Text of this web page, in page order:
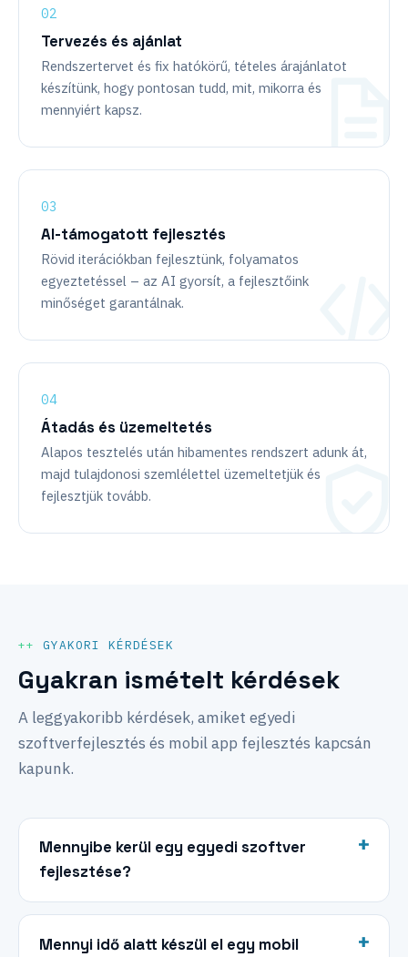
Tervezés és ajánlat
Rendszertervet és fix hatókörű, tételes árajánlatot
készítünk, hogy pontosan tudd, mit, mikorra és
mennyiért kapsz.
AI-támogatott fejlesztés
Rövid iterációkban fejlesztünk, folyamatos
egyeztetéssel – az AI gyorsít, a fejlesztőink
minőséget garantálnak.
Átadás és üzemeltetés
Alapos tesztelés után hibamentes rendszert adunk át,
majd tulajdonosi szemlélettel üzemeltetjük és
fejlesztjük tovább.
GYAKORI KÉRDÉSEK
Gyakran ismételt kérdések
A leggyakoribb kérdések, amiket egyedi
szoftverfejlesztés és mobil app fejlesztés kapcsán
kapunk.
Mennyibe kerül egy egyedi szoftver
fejlesztése?
Mennyi idő alatt készül el egy mobil